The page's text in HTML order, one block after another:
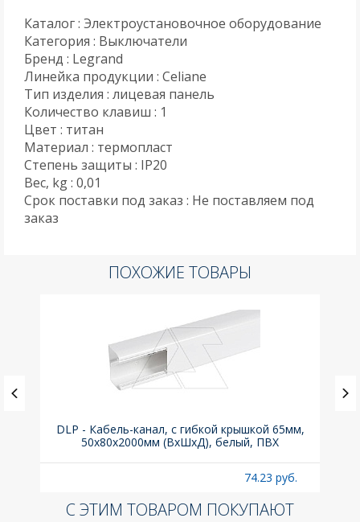
Каталог : Электроустановочное оборудование
Категория : Выключатели
Бренд : Legrand
Линейка продукции : Celiane
Тип изделия : лицевая панель
Количество клавиш : 1
Цвет : титан
Материал : термопласт
Степень защиты : IP20
Вес, kg : 0,01
Срок поставки под заказ : Не поставляем под
заказ
ПОХОЖИЕ ТОВАРЫ
DLP - Кабель-канал, с гибкой крышкой 65мм,
50x80х2000мм (ВхШхД), белый, ПВХ
74.23 руб.
С ЭТИМ ТОВАРОМ ПОКУПАЮТ